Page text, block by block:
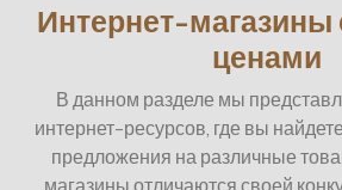
Интернет-
ценами
В данном разделе мы
интернет-ресурсов, где вы
предложения на различные
магазины отличаются своей